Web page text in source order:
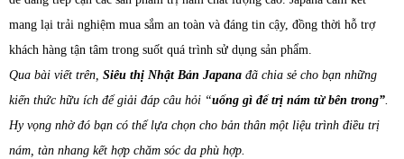
mang lại trải nghiệm mua sắm an toàn và đáng tin cậy, đồng thời hỗ trợ
khách hàng tận tâm trong suốt quá trình sử dụng sản phẩm.
Qua bài viết trên, Siêu thị Nhật Bản Japana đã chia sẻ cho bạn những
kiến thức hữu ích để giải đáp câu hỏi “uống gì để trị nám từ bên trong”.
Hy vọng nhờ đó bạn có thể lựa chọn cho bản thân một liệu trình điều trị
nám, tàn nhang kết hợp chăm sóc da phù hợp.